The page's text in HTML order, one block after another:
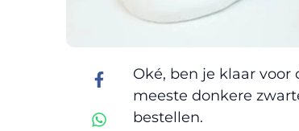
Oké, ben je klaar voor
meeste donkere
bestellen.